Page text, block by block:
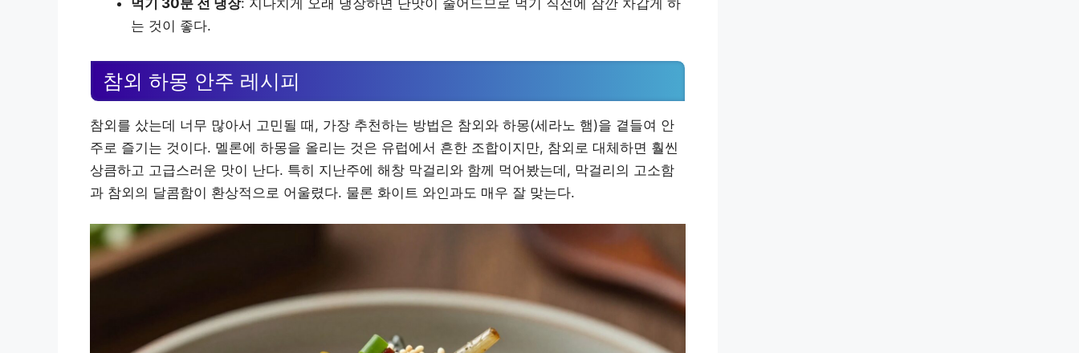
는 것이 좋다.
참외 하몽 안주 레시피
참외를 샀는데 너무 많아서 고민될 때, 가장 추천하는 방법은 참외와 하몽(세라노 햄)을 곁들여 안
주로 즐기는 것이다. 멜론에 하몽을 올리는 것은 유럽에서 흔한 조합이지만, 참외로 대체하면 훨씬
상큼하고 고급스러운 맛이 난다. 특히 지난주에 해창 막걸리와 함께 먹어봤는데, 막걸리의 고소함
과 참외의 달콤함이 환상적으로 어울렸다. 물론 화이트 와인과도 매우 잘 맞는다.